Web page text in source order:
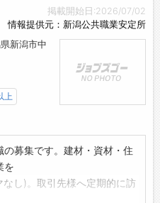
掲載開始日:2026/07/02
情報提供元：新潟公共職業安定所
新潟市中
上
の募集です。建材・資材・住
を
し)。取引先様へ定期的に訪